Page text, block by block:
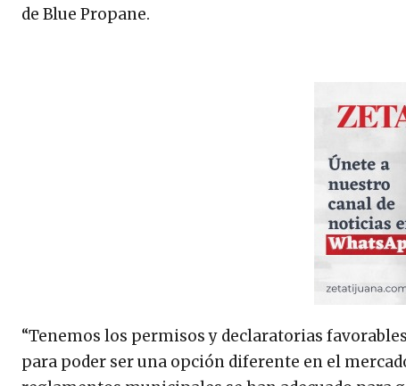
de Blue Propane.
“Tenemos los permisos y declaratorias
para poder ser una opción diferente en el